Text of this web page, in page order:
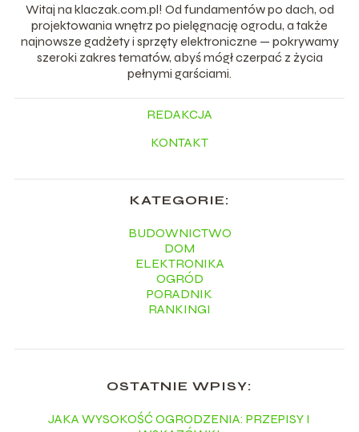
Witaj na klaczak.com.pl! Od fundamentów po dach, od
projektowania wnętrz po pielęgnację ogrodu, a także
najnowsze gadżety i sprzęty elektroniczne — pokrywamy
szeroki zakres tematów, abyś mógł czerpać z życia
pełnymi garściami.
REDAKCJA
KONTAKT
KATEGORIE:
BUDOWNICTWO
DOM
ELEKTRONIKA
OGRÓD
PORADNIK
RANKINGI
OSTATNIE WPISY:
JAKA WYSOKOŚĆ OGRODZENIA: PRZEPISY I